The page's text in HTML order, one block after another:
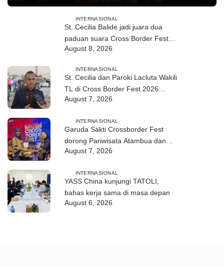
INTERNASIONAL
St. Cecilia Balide jadi juara dua
paduan suara Cross Border Fest
August 8, 2026
INTERNASIONAL
St. Cecilia dan Paroki Lacluta Wakili
TL di Cross Border Fest 2026
Atambua
August 7, 2026
INTERNASIONAL
Garuda Sakti Crossborder Fest
dorong Pariwisata Atambua dan
August 7, 2026
INTERNASIONAL
YASS China kunjungi TATOLI,
bahas kerja sama di masa depan
August 6, 2026